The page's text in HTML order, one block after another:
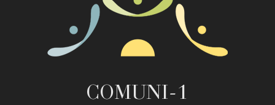
COMUNI-1